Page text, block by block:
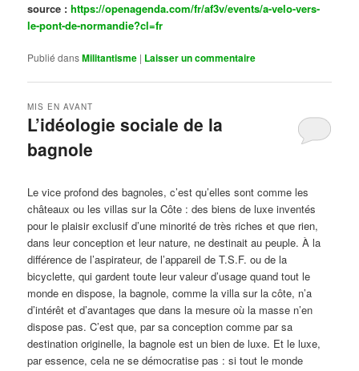
source :https://openagenda.com/fr/af3v/events/a-velo-vers-
le-pont-de-normandie?cl=fr
Publié dansMilitantisme | Laisser un commentaire
L’idéologie sociale de la
bagnole
MIS EN AVANT
Le vice profond des bagnoles, c’est qu’elles sont comme les
châteaux ou les villas sur la Côte : des biens de luxe inventés
pour le plaisir exclusif d’une minorité de très riches et que rien,
dans leur conception et leur nature, ne destinait au peuple. À la
différence de l’aspirateur, de l’appareil de T.S.F. ou de la
bicyclette, qui gardent toute leur valeur d’usage quand tout le
monde en dispose, la bagnole, comme la villa sur la côte, n’a
d’intérêt et d’avantages que dans la mesure où la masse n’en
dispose pas. C’est que, par sa conception comme par sa
destination originelle, la bagnole est un bien de luxe. Et le luxe,
par essence, cela ne se démocratise pas : si tout le monde